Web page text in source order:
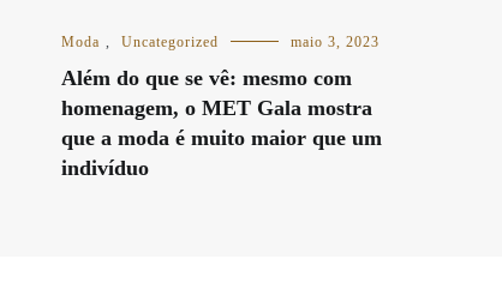
Moda , Uncategorized maio 3, 2023
Além do que se vê: mesmo com
homenagem, o MET Gala mostra
que a moda é muito maior que um
indivíduo